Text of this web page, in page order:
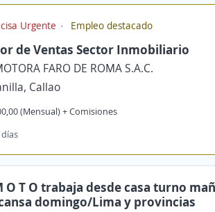
Urgente Empleo destacado
de Ventas Sector Inmobiliario
FARO DE ROMA S.A.C.
Callao
(Mensual) + Comisiones
días
O T O trabaja desde casa turno
domingo/Lima y provincias